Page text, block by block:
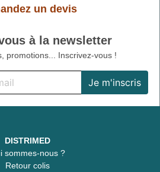
un devis
à la newsletter
promotions... Inscrivez-vous !
DISTRIMED
sommes-nous ?
Retour colis